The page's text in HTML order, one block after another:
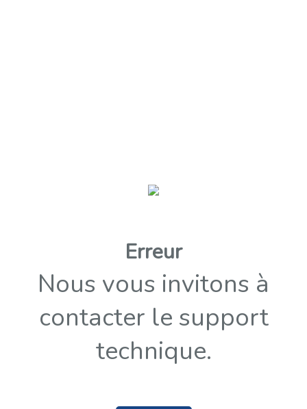
Erreur
Nous vous invitons à
contacter le support
technique.